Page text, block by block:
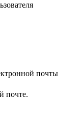
почты
почте.